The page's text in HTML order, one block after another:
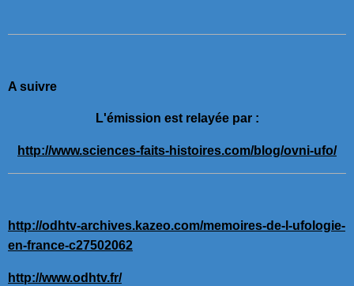
A suivre
L'émission est relayée par :
http://www.sciences-faits-histoires.com/blog/ovni-ufo/
http://odhtv-archives.kazeo.com/memoires-de-l-ufologie-
en-france-c27502062
http://www.odhtv.fr/